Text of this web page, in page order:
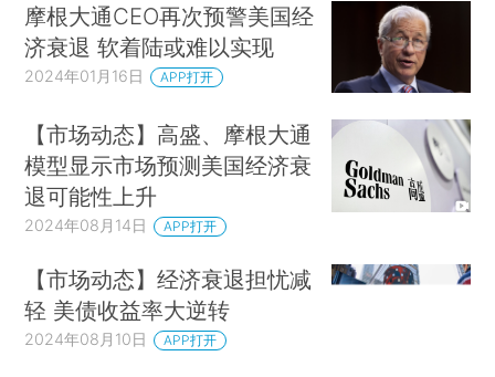
摩根大通CEO再次预警美国经
济衰退 软着陆或难以实现
2024年01月16日 APP打开
【市场动态】高盛、摩根大通
模型显示市场预测美国经济衰
退可能性上升
2024年08月14日 APP打开
【市场动态】经济衰退担忧减
轻 美债收益率大逆转
2024年08月10日 APP打开